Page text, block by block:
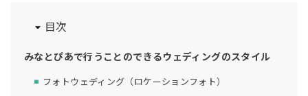
目次
みなとぴあで行うことのできるウェディングのスタイル
フォトウェディング（ロケーションフォト）